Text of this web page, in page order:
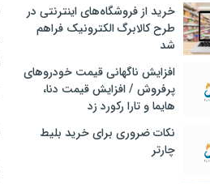
خرید از فروشگاه‌های اینترنتی در
طرح کالابرگ الکترونیک فراهم
شد
افزایش ناگهانی قیمت خودروهای
پرفروش / افزایش قیمت دنا،
هایما و تارا رکورد زد
نکات ضروری برای خرید بلیط
چارتر